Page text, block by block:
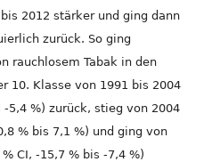
2012 stärker und ging dann
zurück. So ging
rauchlosem Tabak in den
10. Klasse von 1991 bis 2004
-5,4 %) zurück, stieg von 2004
% bis 7,1 %) und ging von
CI, -15,7 % bis -7,4 %)